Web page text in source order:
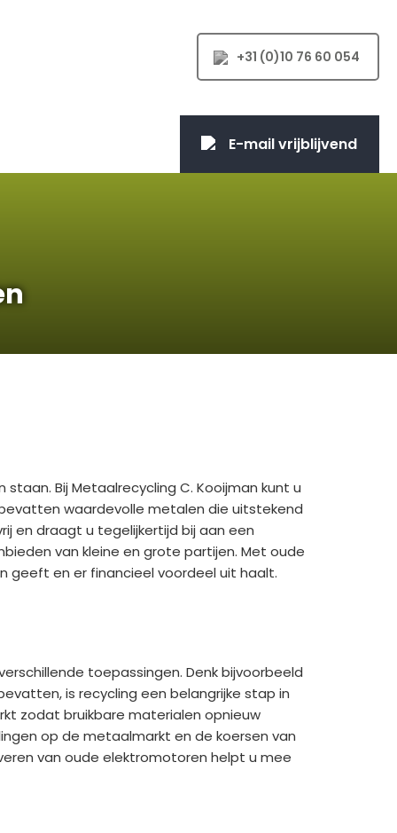
+31 (0)10 76 60 054
E-mail vrijblijvend
Bij Metaalrecycling C. Kooijman kunt u
waardevolle metalen die uitstekend
en draagt u tegelijkertijd bij aan een
van kleine en grote partijen. Met oude
geeft en er financieel voordeel uit haalt.
toepassingen. Denk bijvoorbeeld
is recycling een belangrijke stap in
zodat bruikbare materialen opnieuw
op de metaalmarkt en de koersen van
van oude elektromotoren helpt u mee